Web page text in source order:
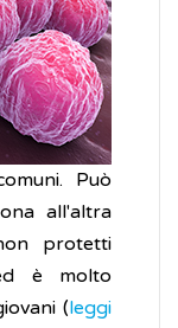
Può
all'altra
protetti
è molto
(leggi